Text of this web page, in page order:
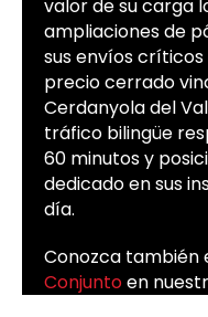
valor de su carga
ampliaciones de
sus envíos críticos
precio cerrado
Cerdanyola del
tráfico bilingüe
60 minutos y
dedicado en sus
día.
Conozca también
Conjuntoen